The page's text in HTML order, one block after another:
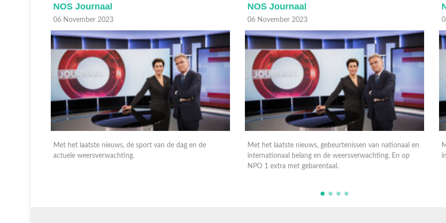
NOS Journaal
06 November 2023
Met het laatste nieuws, gebeurtenissen van nationaal en
internationaal belang en de weersverwachting. En op
NOS Journaal
06 November 2023
Met het laatste nieuws, gebeurtenissen van nationaal en
internationaal belang en de weersverwachting.